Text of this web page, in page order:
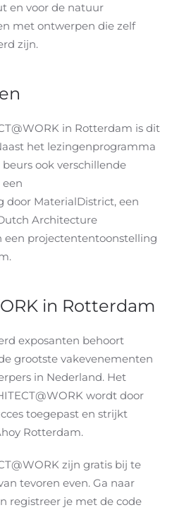
en voor de natuur
met ontwerpen die zelf
zijn.
in Rotterdam is dit
het lezingenprogramma
ook verschillende
MaterialDistrict, een
Architecture
een projectententoonstelling
in Rotterdam
exposanten behoort
grootste vakevenementen
in Nederland. Het
wordt door
toegepast en strijkt
Rotterdam.
zijn gratis bij te
tevoren even. Ga naar
registreer je met de code